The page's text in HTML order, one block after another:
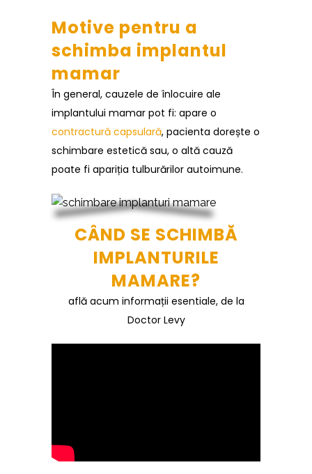
Motive pentru a
schimba implantul
mamar
În general, cauzele de înlocuire ale
implantului mamar pot fi: apare o
contractură capsulară, pacienta dorește o
schimbare estetică sau, o altă cauză
poate fi apariția tulburărilor autoimune.
CÂND SE SCHIMBĂ
IMPLANTURILE
MAMARE?
află acum informații esentiale, de la
Doctor Levy